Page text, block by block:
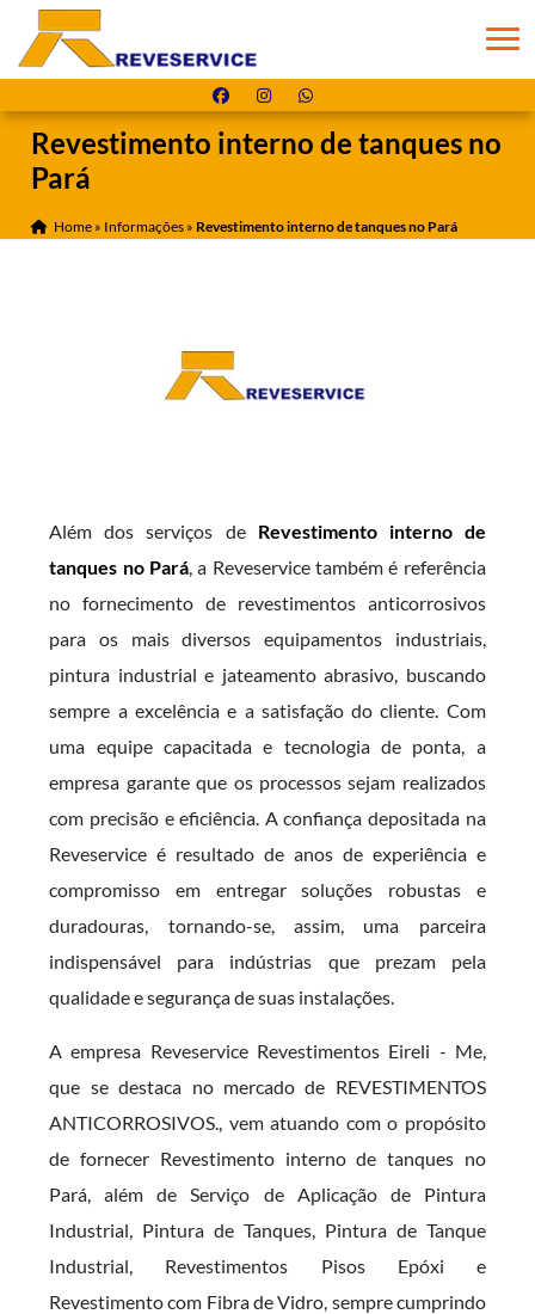
Revestimento interno de tanques no
Pará
Home » Informações » Revestimento interno de tanques no Pará
Além dos serviços de Revestimento interno de
tanques no Pará, a Reveservice também é referência
no fornecimento de revestimentos anticorrosivos
para os mais diversos equipamentos industriais,
pintura industrial e jateamento abrasivo, buscando
sempre a excelência e a satisfação do cliente. Com
uma equipe capacitada e tecnologia de ponta, a
empresa garante que os processos sejam realizados
com precisão e eficiência. A confiança depositada na
Reveservice é resultado de anos de experiência e
compromisso em entregar soluções robustas e
duradouras, tornando-se, assim, uma parceira
indispensável para indústrias que prezam pela
qualidade e segurança de suas instalações.
A empresa Reveservice Revestimentos Eireli - Me,
que se destaca no mercado de REVESTIMENTOS
ANTICORROSIVOS., vem atuando com o propósito
de fornecer Revestimento interno de tanques no
Pará, além de Serviço de Aplicação de Pintura
Industrial, Pintura de Tanques, Pintura de Tanque
Industrial, Revestimentos Pisos Epóxi e
Revestimento com Fibra de Vidro, sempre cumprindo